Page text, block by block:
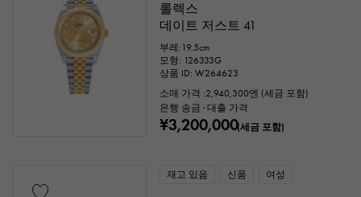
문자 다이얼 색상
롤렉스
데이트 저스트 41
부레:19.5cm
모형: 126333G
상품 ID: W264623
소매 가격 :2,940,300엔 (세금 포함)
은행 송금 · 대출 가격
¥3,200,000(세금 포함)
재고 있음 신품 여성